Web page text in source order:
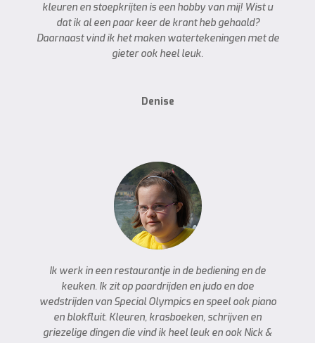
kleuren en stoepkrijten is een hobby van mij! Wist u
dat ik al een paar keer de krant heb gehaald?
Daarnaast vind ik het maken watertekeningen met de
gieter ook heel leuk.
Denise
Ik werk in een restaurantje in de bediening en de
keuken. Ik zit op paardrijden en judo en doe
wedstrijden van Special Olympics en speel ook piano
en blokfluit. Kleuren, krasboeken, schrijven en
griezelige dingen die vind ik heel leuk en ook Nick &